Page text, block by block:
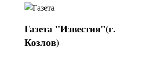
Газета "Известия"(г.
Козлов)